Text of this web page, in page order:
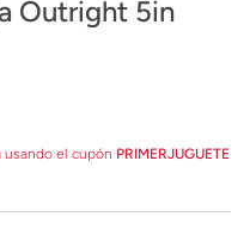
el cupón PRIMERJUGUETE